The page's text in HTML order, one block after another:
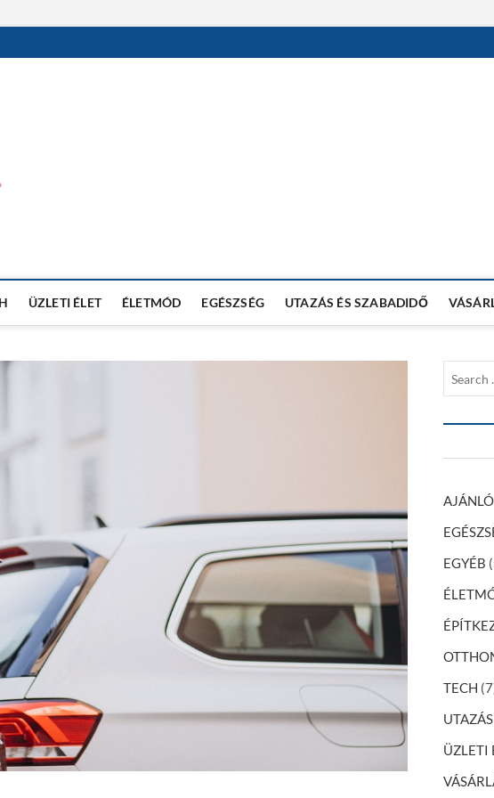
ÜZLETI ÉLET ÉLETMÓD EGÉSZSÉG UTAZÁS ÉS SZABADIDŐ
AJÁNLÓ
EGYÉB
TECH
ÜZLETI